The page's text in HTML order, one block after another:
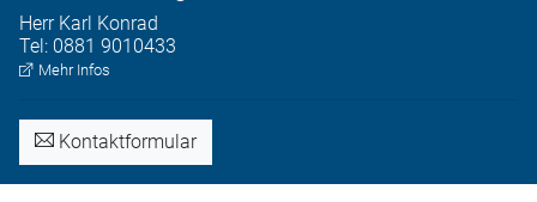
Herr Karl Konrad
Tel: 0881 9010433
Mehr Infos
Kontaktformular